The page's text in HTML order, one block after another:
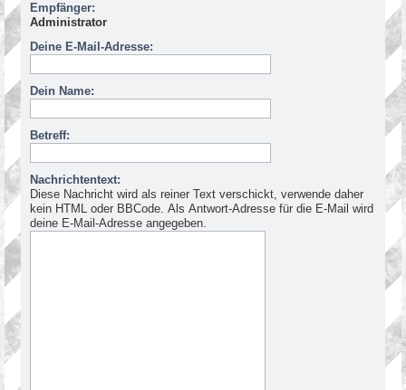
Empfänger:
Administrator
Deine E-Mail-Adresse:
Dein Name:
Betreff:
Nachrichtentext:
Diese Nachricht wird als reiner Text verschickt, verwende daher
kein HTML oder BBCode. Als Antwort-Adresse für die E-Mail wird
deine E-Mail-Adresse angegeben.